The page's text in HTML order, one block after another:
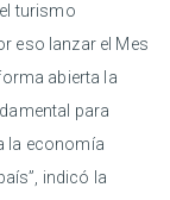
turismo
eso lanzar el Mes
abierta la
para
la economía
indicó la